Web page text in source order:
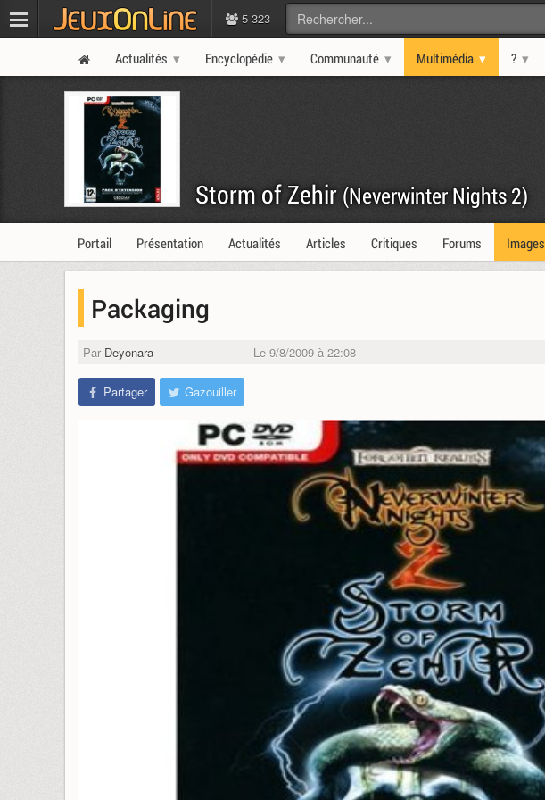
5 323
Actualités Encyclopédie Communauté Multimédia ?
Storm of Zehir(Neverwinter Nights 2)
Portail Présentation Actualités Articles Critiques Forums Images
Packaging
Par Deyonara Le 9/8/2009 à 22:08
Partager Gazouiller